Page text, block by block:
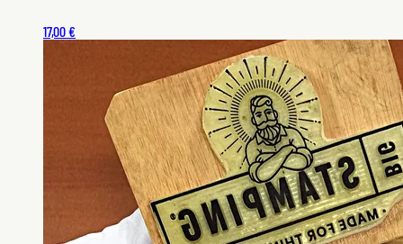
17,00 €